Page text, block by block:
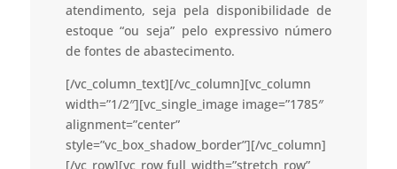
atendimento, seja pela disponibilidade de
estoque “ou seja” pelo expressivo número
de fontes de abastecimento.
[/vc_column_text][/vc_column][vc_column
width=”1/2″][vc_single_image image=”1785″
alignment=”center”
style=”vc_box_shadow_border”][/vc_column]
[/vc_row][vc_row full_width=”stretch_row”